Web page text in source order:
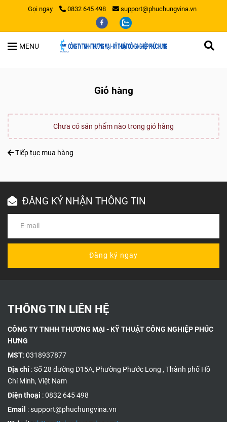
Gọi ngay 0832 645 498 support@phuchungvina.vn
MENU
Giỏ hàng
Chưa có sản phẩm nào trong giỏ hàng
Tiếp tục mua hàng
ĐĂNG KÝ NHẬN THÔNG TIN
Đăng ký ngay
THÔNG TIN LIÊN HỆ
CÔNG TY TNHH THƯƠNG MẠI - KỸ THUẬT CÔNG NGHIỆP PHÚC
HƯNG
MST: 0318937877
Địa chỉ : Số 28 đường D15A, Phường Phước Long , Thành phố Hồ
Chí Minh, Việt Nam
Điện thoại : 0832 645 498
Email : support@phuchungvina.vn